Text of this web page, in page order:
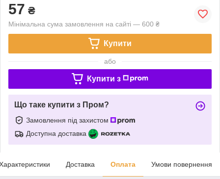
57 ₴
Мінімальна сума замовлення на сайті — 600 ₴
Купити
або
Купити з
Що таке купити з Пром?
Замовлення під захистом
Доступна доставка
Доставка Оплата Умови повернення